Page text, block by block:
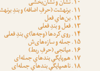
۱۰. نشان و نشان‌بخشی
۱۱. برنهشت (حرفِ اضافه) و بندِ برنهشتی
۱۲. بن‌هایِ فعل
۱۳. فعل و بندِ فعلی
۱۴. روی‌کردها (وجه‌ها)یِ بندِ فعلی
۱۵. جمله و سازه‌های‌ش
۱۶. میانجی (حرفِ ربط)
۱۷. هم‌پایگیِ بندهایِ جمله‌ای
۱۸. ناهمپایگیِ بندهایِ جمله‌ای